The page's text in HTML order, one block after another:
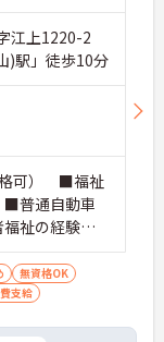
江上1220-2
)駅」徒歩10分
格可） ■福祉
普通自動車
祉の経験は
の方、障がい
方大歓迎
無資格OK
支給